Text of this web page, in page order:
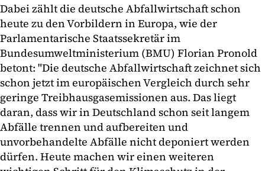
Dabei zählt die deutsche Abfallwirtschaft schon
heute zu den Vorbildern in Europa, wie der
Parlamentarische Staatssekretär im
Bundesumweltministerium (BMU) Florian Pronold
betont: "Die deutsche Abfallwirtschaft zeichnet sich
schon jetzt im europäischen Vergleich durch sehr
geringe Treibhausgasemissionen aus. Das liegt
daran, dass wir in Deutschland schon seit langem
Abfälle trennen und aufbereiten und
unvorbehandelte Abfälle nicht deponiert werden
dürfen. Heute machen wir einen weiteren